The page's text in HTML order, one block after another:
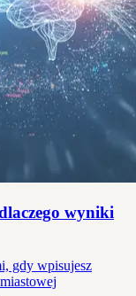
wyniki
gdy wpisujesz